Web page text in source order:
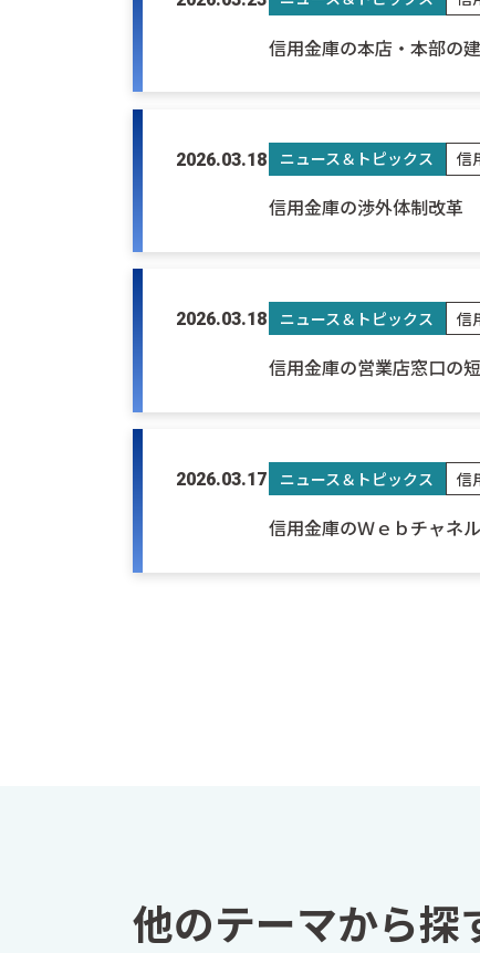
信用金庫の本店・本部の
2026.03.18 ニュース＆トピックス 信
信用金庫の渉外体制改革
2026.03.18 ニュース＆トピックス 信
信用金庫の営業店窓口の
2026.03.17 ニュース＆トピックス 信
信用金庫のＷｅｂチャネ
他のテーマから探